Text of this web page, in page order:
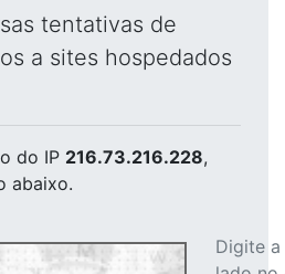
tentativas de
a sites hospedados
do IP 216.73.216.228,
abaixo.
Digite